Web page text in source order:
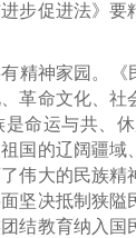
步促进法》
精神家园。
革命文化、
命运与共、
国的辽阔疆
伟大的民族
坚决抵制狭
结教育纳入